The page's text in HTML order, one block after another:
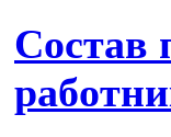
Состав